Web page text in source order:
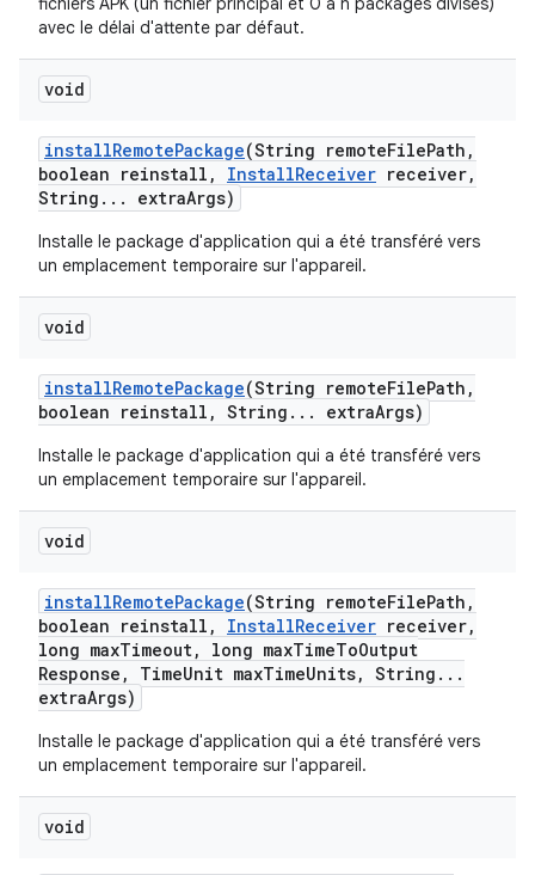
avec le délai d'attente par défaut.
void
installRemotePackage(String remoteFilePath ,
boolean reinstall , InstallReceiver receiver,
String . . . extraArgs)
Installe le package d'application qui a été transféré vers
un emplacement temporaire sur l'appareil.
void
installRemotePackage(String remoteFilePath ,
boolean reinstall , String . . . extraArgs)
Installe le package d'application qui a été transféré vers
un emplacement temporaire sur l'appareil.
void
installRemotePackage(String remoteFilePath ,
boolean reinstall , InstallReceiver receiver,
long maxTimeout, long maxTimeToOutput
Response , TimeUnit maxTimeUnits, String . . .
extraArgs)
Installe le package d'application qui a été transféré vers
un emplacement temporaire sur l'appareil.
void